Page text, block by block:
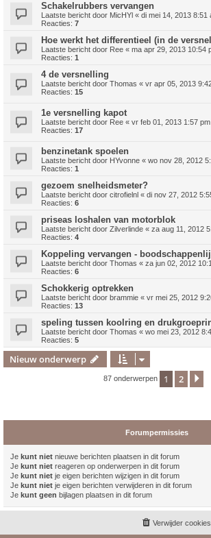
Schakelrubbers vervangen
Laatste bericht door MicHYl « di mei 14, 2013 8:51
Reacties: 7
Hoe werkt het differentieel (in de
Laatste bericht door Ree « ma apr 29, 2013 10:54
Reacties: 1
4 de versnelling
Laatste bericht door Thomas « vr apr 05, 2013
Reacties: 15
1e versnelling kapot
Laatste bericht door Ree « vr feb 01, 2013 1:57 pm
Reacties: 17
benzinetank spoelen
Laatste bericht door HYvonne « wo nov 28, 2012
Reacties: 1
gezoem snelheidsmeter?
Laatste bericht door citrofielnl « di nov 27, 2012
Reacties: 6
priseas loshalen van motorblok
Laatste bericht door Zilverlinde « za aug 11, 2012
Reacties: 4
Koppeling vervangen -
Laatste bericht door Thomas « za jun 02, 2012
Reacties: 6
Schokkerig optrekken
Laatste bericht door brammie « vr mei 25, 2012
Reacties: 13
speling tussen koolring en
Laatste bericht door Thomas « wo mei 23, 2012
Reacties: 5
Nieuw onderwerp
87 onderwerpen 1 2
Forumpermissies
Je kunt niet nieuwe berichten plaatsen in dit forum
Je kunt niet reageren op onderwerpen in dit forum
Je kunt niet je eigen berichten wijzigen in dit forum
Je kunt niet je eigen berichten verwijderen in dit forum
Je kunt geen bijlagen plaatsen in dit forum
Verwijder cookies